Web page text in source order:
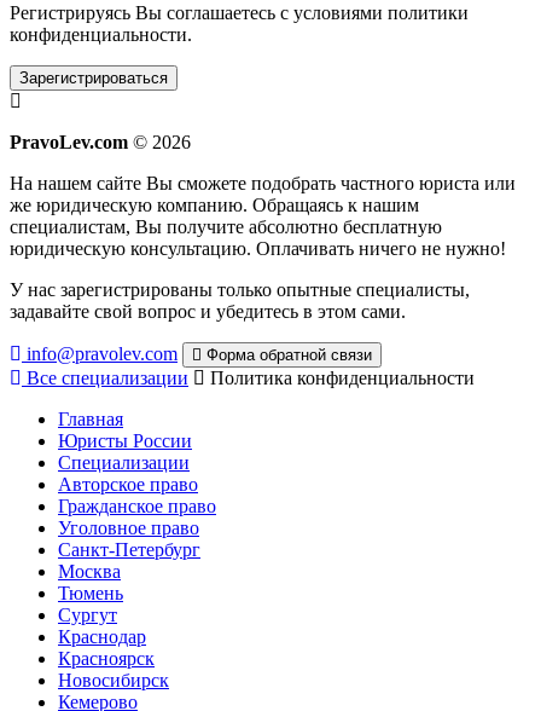
Регистрируясь Вы соглашаетесь с условиями политики
конфиденциальности.
Зарегистрироваться
PravoLev.com © 2026
На нашем сайте Вы сможете подобрать частного юриста или
же юридическую компанию. Обращаясь к нашим
специалистам, Вы получите абсолютно бесплатную
юридическую консультацию. Оплачивать ничего не нужно!
У нас зарегистрированы только опытные специалисты,
задавайте свой вопрос и убедитесь в этом сами.
info@pravolev.com Форма обратной связи
Все специализации
Политика конфиденциальности
Главная
Юристы России
Специализации
Авторское право
Гражданское право
Уголовное право
Санкт-Петербург
Москва
Тюмень
Сургут
Краснодар
Красноярск
Новосибирск
Кемерово